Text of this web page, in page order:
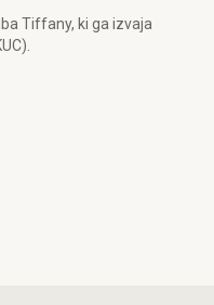
Tiffany, ki ga izvaja